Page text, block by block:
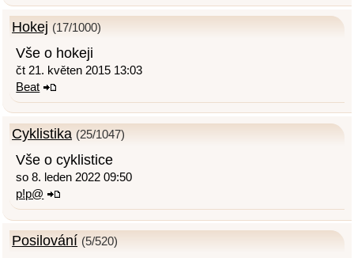
Hokej (17/1000)
Vše o hokeji
čt 21. květen 2015 13:03
Beat
Cyklistika (25/1047)
Vše o cyklistice
so 8. leden 2022 09:50
p!p@
Posilování (5/520)